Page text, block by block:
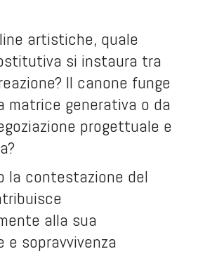
artistiche, quale
si instaura tra
Il canone funge
matrice generativa o da
progettuale e
la contestazione del
alla sua
e sopravvivenza